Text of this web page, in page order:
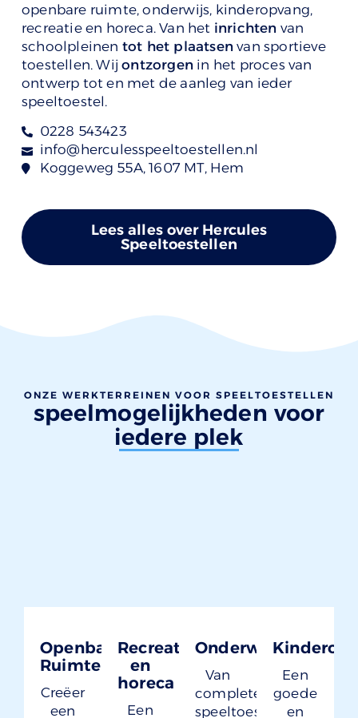
openbare ruimte, onderwijs, kinderopvang,
recreatie en horeca. Van het inrichten van
schoolpleinen tot het plaatsen van sportieve
toestellen. Wijontzorgen in het proces van
ontwerp tot en met de aanleg van ieder
speeltoestel.
0228 543423
info@herculesspeeltoestellen.nl
Koggeweg 55A, 1607 MT, Hem
Lees alles over Hercules
Speeltoestellen
ONZE WERKTERREINEN VOOR SPEELTOESTELLEN
speelmogelijkheden voor
iedere plek
Openbare
Ruimte
Creëer
een
Recreatie
en
horeca
Een
Onderwijs
Van
complete
speeltoestellen
Een
goede
en